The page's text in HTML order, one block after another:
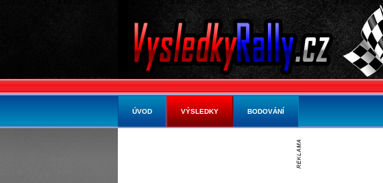
ÚVOD VÝSLEDKY BODOVÁNÍ